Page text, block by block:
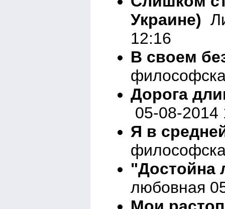
Украине)
12:16
В своем
Дорога
05-08-2014
Я в
"Достойна
любовная